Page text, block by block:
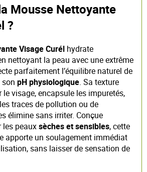
Mousse Nettoyante
?
Visage Curél hydrate
nettoyant la peau avec une extrême
parfaitement l’équilibre naturel de
son pH physiologique. Sa texture
le visage, encapsule les impuretés,
traces de pollution ou de
élimine sans irriter. Conçue
les peauxsèches et sensibles, cette
apporte un soulagement immédiat
sans laisser de sensation de